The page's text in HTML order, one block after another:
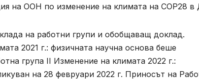
на ООН по изменение на климата на COP28 в
на работни групи и обобщаващ доклад.
2021 г.: физичната научна основа беше
група II Изменение на климата 2022 г.:
на 28 февруари 2022 г. Приносът на